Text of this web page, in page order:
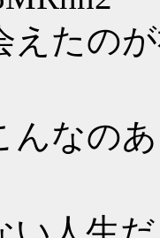
えたの
んなの